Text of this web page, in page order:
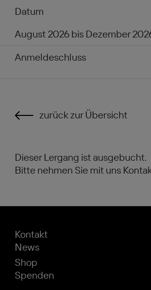
Datum
August 2026 bis Dezember
Anmeldeschluss
zurück zur Übersicht
Dieser Lergang ist ausgebucht.
Bitte nehmen Sie mit uns
Kontakt
News
Shop
Spenden